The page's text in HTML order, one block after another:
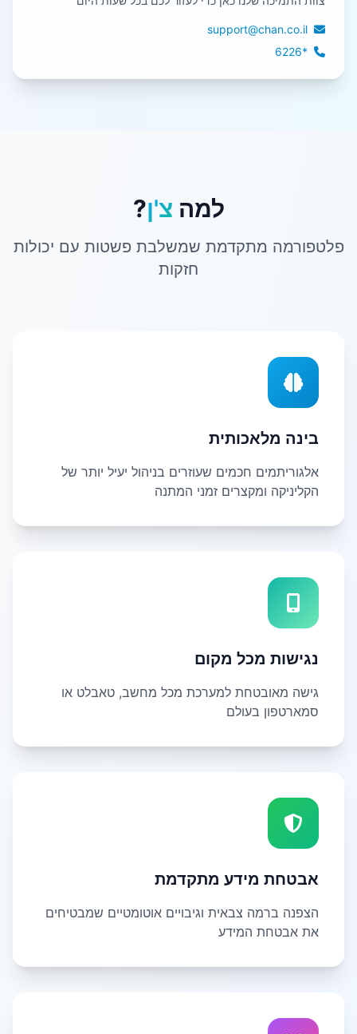
support@chan.co.il
*6226
למה צ'ן?
פלטפורמה מתקדמת שמשלבת פשטות עם יכולות
חזקות
בינה מלאכותית
אלגוריתמים חכמים שעוזרים בניהול יעיל יותר של
הקליניקה ומקצרים זמני המתנה
נגישות מכל מקום
גישה מאובטחת למערכת מכל מחשב, טאבלט או
סמארטפון בעולם
אבטחת מידע מתקדמת
הצפנה ברמה צבאית וגיבויים אוטומטיים שמבטיחים
את אבטחת המידע